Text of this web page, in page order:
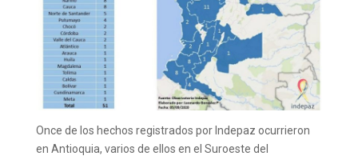
Once de los hechos registrados por Indepaz ocurrieron
en Antioquia, varios de ellos en el Suroeste del